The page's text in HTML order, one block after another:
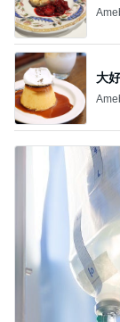
小倉優子 息子達と
Amebaトピックス